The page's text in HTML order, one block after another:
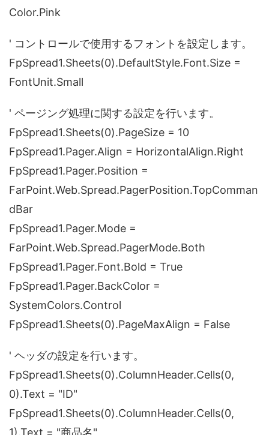
Color.Pink
' コントロールで使用するフォントを設定します。
FpSpread1.Sheets(0).DefaultStyle.Font.Size =
FontUnit.Small
' ページング処理に関する設定を行います。
FpSpread1.Sheets(0).PageSize = 10
FpSpread1.Pager.Align = HorizontalAlign.Right
FpSpread1.Pager.Position =
FarPoint.Web.Spread.PagerPosition.TopComman
dBar
FpSpread1.Pager.Mode =
FarPoint.Web.Spread.PagerMode.Both
FpSpread1.Pager.Font.Bold = True
FpSpread1.Pager.BackColor =
SystemColors.Control
FpSpread1.Sheets(0).PageMaxAlign = False
' ヘッダの設定を行います。
FpSpread1.Sheets(0).ColumnHeader.Cells(0,
0).Text = "ID"
FpSpread1.Sheets(0).ColumnHeader.Cells(0,
1).Text = "商品名"